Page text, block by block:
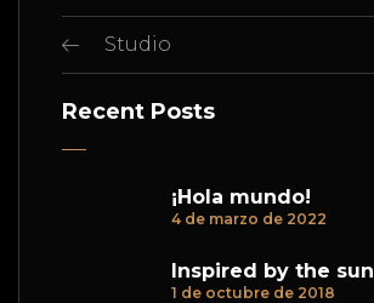
Studio
Recent Posts
¡Hola mundo!
4 de marzo de 2022
Inspired by the sun
1 de octubre de 2018